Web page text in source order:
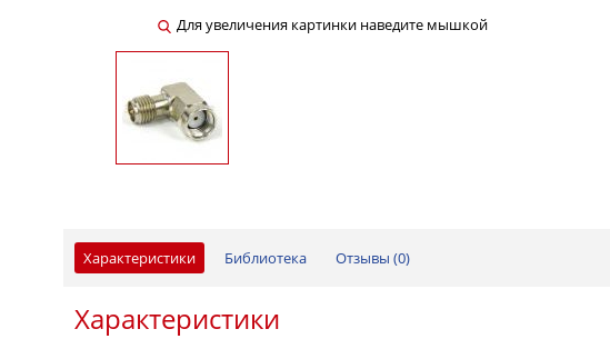
Для увеличения картинки наведите мышкой
Характеристики Библиотека Отзывы (0)
Характеристики